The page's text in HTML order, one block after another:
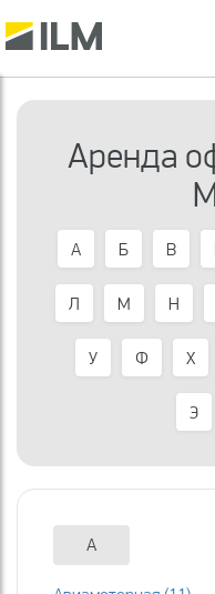
Аренда
А Б В
Л М Н
У Ф Х
Э
А